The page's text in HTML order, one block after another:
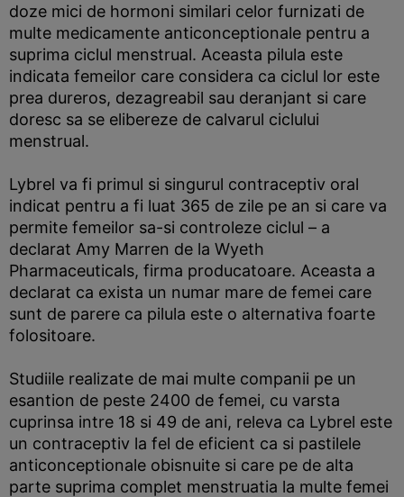
doze mici de hormoni similari celor furnizati de
multe medicamente anticonceptionale pentru a
suprima ciclul menstrual. Aceasta pilula este
indicata femeilor care considera ca ciclul lor este
prea dureros, dezagreabil sau deranjant si care
doresc sa se elibereze de calvarul ciclului
menstrual.
Lybrel va fi primul si singurul contraceptiv oral
indicat pentru a fi luat 365 de zile pe an si care va
permite femeilor sa-si controleze ciclul – a
declarat Amy Marren de la Wyeth
Pharmaceuticals, firma producatoare. Aceasta a
declarat ca exista un numar mare de femei care
sunt de parere ca pilula este o alternativa foarte
folositoare.
Studiile realizate de mai multe companii pe un
esantion de peste 2400 de femei, cu varsta
cuprinsa intre 18 si 49 de ani, releva ca Lybrel este
un contraceptiv la fel de eficient ca si pastilele
anticonceptionale obisnuite si care pe de alta
parte suprima complet menstruatia la multe femei